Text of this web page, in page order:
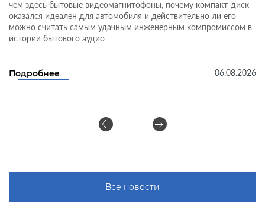
чем здесь бытовые видеомагнитофоны, почему компакт-диск
оказался идеален для автомобиля и действительно ли его
можно считать самым удачным инженерным компромиссом в
истории бытового аудио
Подробнее 06.08.2026
Все новости